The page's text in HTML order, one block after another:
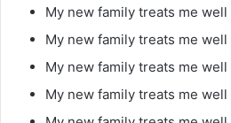
My new family treats me well
My new family treats me well
My new family treats me well
My new family treats me well